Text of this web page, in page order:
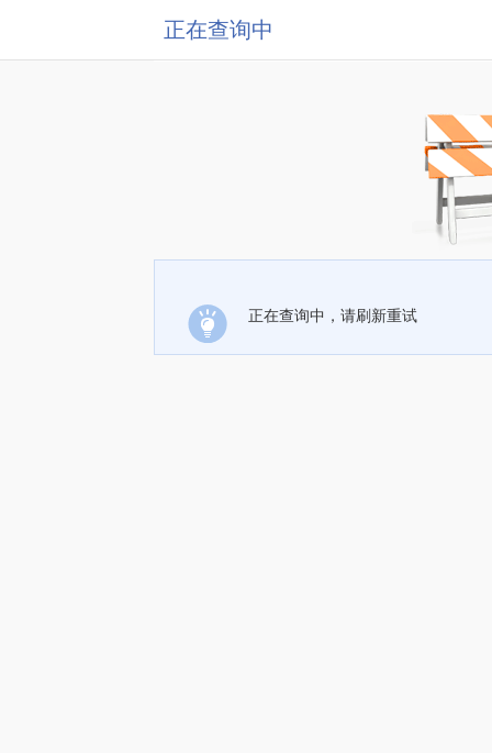
正在查询中
正在查询中，请刷新重试